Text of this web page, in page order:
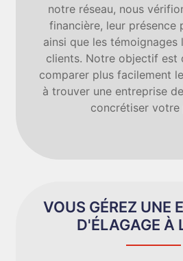
notre réseau, nous
financière, leur présence
ainsi que les témoignages
clients. Notre objectif est
comparer plus facilement
à trouver une entreprise
concrétiser votre
VOUS GÉREZ UNE
D'ÉLAGAGE À